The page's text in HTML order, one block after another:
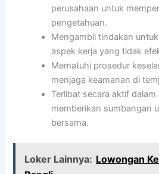
perusahaan untuk
pengetahuan.
Mengambil tindakan
aspek kerja yang tidak
Mematuhi prosedur
menjaga keamanan di
Terlibat secara aktif
memberikan sumbangan
bersama.
Loker Lainnya: Lowongan